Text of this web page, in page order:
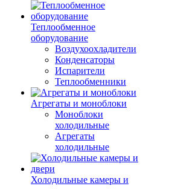
Теплообменное
оборудование
Воздухоохладители
Конденсаторы
Испарители
Теплообменники
Агрегаты и моноблоки
Моноблоки
холодильные
Агрегаты
холодильные
Холодильные камеры и